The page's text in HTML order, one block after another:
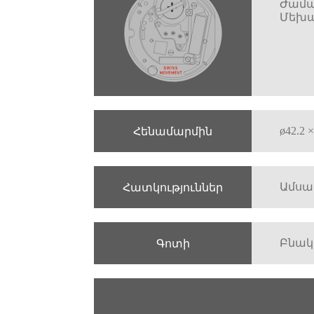
Հենամարմին
Հատկություններ
Գոտի